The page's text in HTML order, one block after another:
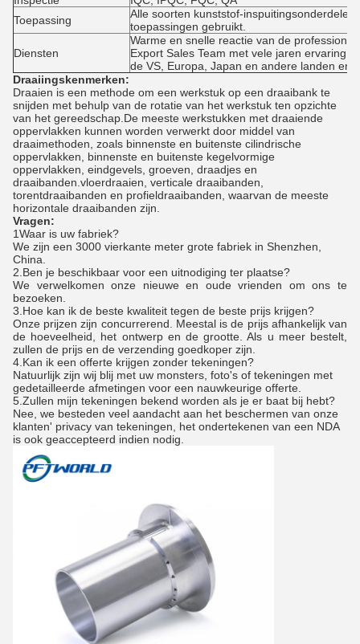
Toepassing
Alle soorten kunststof-
toepassingen gebruikt.
Diensten
Warme en snelle reactie van de
Export Sales Team met vele jaren ervaring
de VS, Europa, Japan en andere landen en
Draaiingskenmerken:
Draaien is een methode om een werkstuk op een draaibank te
snijden met behulp van de rotatie van het werkstuk ten opzichte
van het gereedschap.De meeste werkstukken met draaiende
oppervlakken kunnen worden verwerkt door middel van
draaimethoden, zoals binnenste en buitenste cilindrische
oppervlakken, binnenste en buitenste kegelvormige
oppervlakken, eindgevels, groeven, draadjes en
draaibanden.vloerdraaien, verticale draaibanden,
torentdraaibanden en profieldraaibanden, waarvan de meeste
horizontale draaibanden zijn.
Vragen:
1Waar is uw fabriek?
We zijn een 3000 vierkante meter grote fabriek in Shenzhen,
China.
2. Ben je beschikbaar voor een uitnodiging ter plaatse?
We verwelkomen onze nieuwe en oude vrienden om ons te
bezoeken.
3. Hoe kan ik de beste kwaliteit tegen de beste prijs krijgen?
Onze prijzen zijn concurrerend. Meestal is de prijs afhankelijk van
de hoeveelheid, het ontwerp en de grootte. Als u meer bestelt,
zullen de prijs en de verzending goedkoper zijn.
4. Kan ik een offerte krijgen zonder tekeningen?
Natuurlijk zijn wij blij met uw monsters, foto's of tekeningen met
gedetailleerde afmetingen voor een nauwkeurige offerte.
5. Zullen mijn tekeningen bekend worden als je er baat bij hebt?
Nee, we besteden veel aandacht aan het beschermen van onze
klanten' privacy van tekeningen, het ondertekenen van een NDA
is ook geaccepteerd indien nodig.